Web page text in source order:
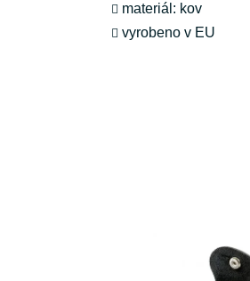
materiál: kov
vyrobeno v EU